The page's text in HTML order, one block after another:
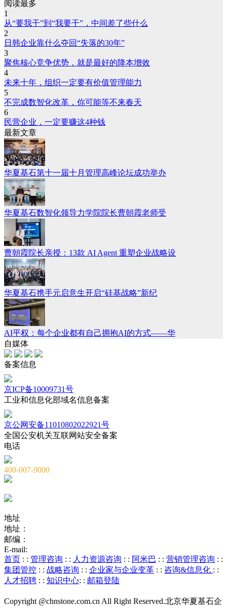
阅读最多
1
从“要我干”到“我要干”，中间差了些什么
2
日韩企业靠什么夺回“失落的30年”
3
聚焦核心竞争优势，就是最好的降本增效
4
未来十年，组织一定要有价值管理能力
5
不完成数智化改革，你可能等不来春天
6
民营企业，一定要赚这4种钱
最新文章
华夏基石第十一届十月管理高峰论坛成功举办
华夏基石数智化领导力学院院长曹朝霞老师受
曹朝霞院长亲授：13款 AI Agent 重塑企业战略设
华夏基石携手元启意生开启“硅基战略”新纪
AI平权：每个企业都有自己拥抱AI的方式——华
自媒体
备案信息
京ICP备10009731号
工业和信息化部域名信息备案
京公网安备11010802022921号
全国公安机关互联网站安全备案
电话
400-007-9000
地址
地址：
邮编：
E-mail:
首页 : : 管理咨询 : : 人力资源咨询 : : 阿米巴 : : 营销管理咨询 : :
集团管控 : : 战略咨询 : : 企业家与企业变革 : : 咨询&信息化 : :
人才招聘 : : 知识中心: : 邮箱登陆
Copyright @chnstone.com.cn All Right Reserved.北京华夏基石企